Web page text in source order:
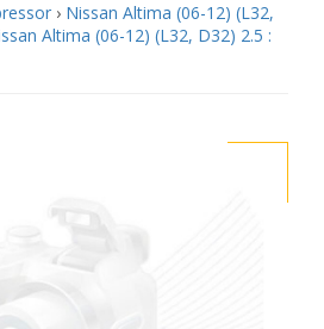
› Nissan Altima (06-12) (L32,
Altima (06-12) (L32, D32) 2.5 :